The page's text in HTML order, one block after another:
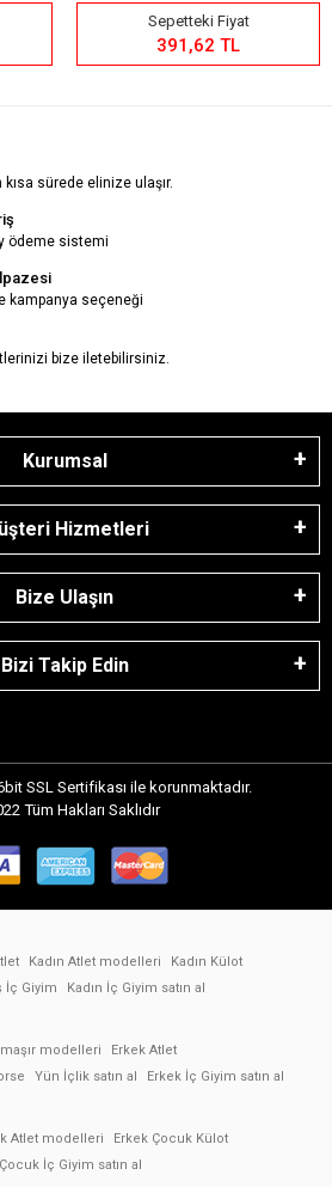
Sepetteki Fiyat
391,62 TL
sürede elinize ulaşır.
ödeme sistemi
kampanya seçeneği
bize iletebilirsiniz.
Kurumsal
Hizmetleri
Bize Ulaşın
Bizi Takip Edin
SSL Sertifikası ile korunmaktadır.
Tüm Hakları Saklıdır
Kadın Atlet modelleri
Kadın Külot
İç Giyim Kadın İç Giyim satın al
modelleri
Erkek Atlet
Yün İçlik satın al Erkek İç Giyim satın al
Atlet modelleri
Erkek Çocuk Külot
Çocuk İç Giyim satın al